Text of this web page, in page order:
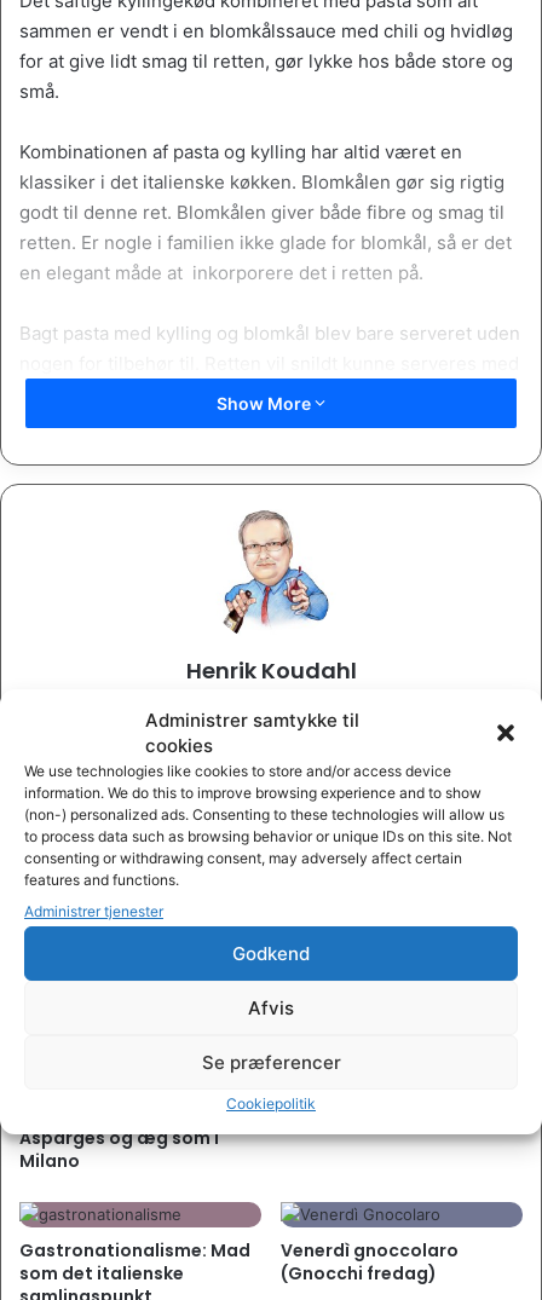
Administrer samtykke til
cookies
We use technologies like cookies to store and/or access device
information. We do this to improve browsing experience and to show
(non-) personalized ads. Consenting to these technologies will allow us
to process data such as browsing behavior or unique IDs on this site. Not
consenting or withdrawing consent, may adversely affect certain
features and functions.
Administrer tjenester
Godkend
Afvis
Se præferencer
Cookiepolitik
sammen er vendt i en blomkålssauce med chili og hvidløg
for at give lidt smag til retten, gør lykke hos både store og
små.
Kombinationen af pasta og kylling har altid været en
klassiker i det italienske køkken. Blomkålen gør sig rigtig
godt til denne ret. Blomkålen giver både fibre og smag til
retten. Er nogle i familien ikke glade for blomkål, så er det
en elegant måde at inkorporere det i retten på.
Bagt pasta med kylling og blomkål blev bare serveret uden
tilbehør eksempelvis glaserede gulerødder eller dampet
spinat. Lige som etfluteeller hvidløgsbrød og så kan
eksempelvis at tilføje lidt broccoli til retten.
Bagt pasta med kylling og blomkål kan holde sig i op til 5
dage i køleskabet, ligesom det kan fryses ned til senere.
Eventuelt kan du fordoble portionen og komme den ene
halvdel i fryseren. Hvis du vil lave opskriften med henblik
på nedfrysning, så vent med at bage retten indtil den skal
Print Pin
Bagt pasta med kylling og
Keyword Aftensmad, Blomkål, Kylling, Ovnbagt pasta,
Pasta, Restemad
Tilb. tid 15minutter
minutter
Samlet tid
40
minutter
Servings 4 personer
Show More
Henrik Koudahl
der har min interesse. En cocktail der indeholder emner, der
dækker over alt lige fra iværksætteri og Italien til emner inden for
mad og vin.
Facebook
Instagram
Related Articles
Asparges og æg som i
Milano
Gastronationalisme: Mad
som det italienske
Venerdì gnoccolaro
(Gnocchi fredag)